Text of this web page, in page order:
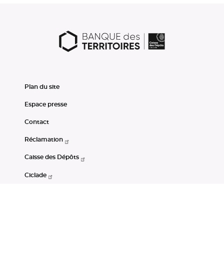
Plan du site
Espace presse
Contact
Réclamation
Caisse des Dépôts
Ciclade